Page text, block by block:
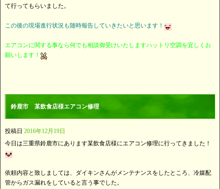
て行ってもらいました。
この後の現場進行状況も随時報告していきたいと思います！
エアコンに関する事なら何でも相談御受けいたしますハットリ空調を宜しくお
願いします！
鈴鹿市 某飲食店様エアコン修理
投稿日 2016年12月19日
今日は三重県鈴鹿市にあります某飲食店様にエアコン修理に行ってきました！
依頼内容と致しましては、ダイキンさんがメンテナンスをしたところ、冷媒配
管からガス漏れをしていると言う事でした。